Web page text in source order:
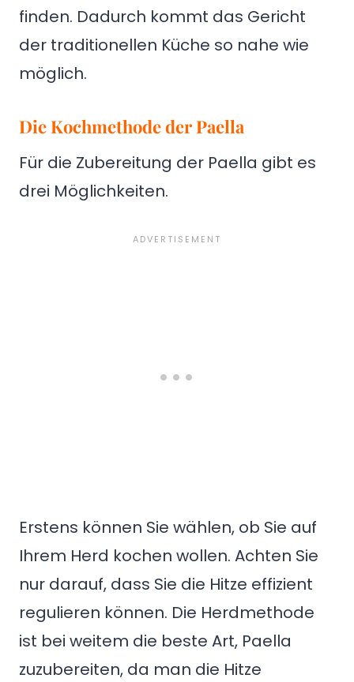
finden. Dadurch kommt das Gericht
der traditionellen Küche so nahe wie
möglich.
Die Kochmethode der Paella
Für die Zubereitung der Paella gibt es
drei Möglichkeiten.
Erstens können Sie wählen, ob Sie auf
Ihrem Herd kochen wollen. Achten Sie
nur darauf, dass Sie die Hitze effizient
regulieren können. Die Herdmethode
ist bei weitem die beste Art, Paella
zuzubereiten, da man die Hitze